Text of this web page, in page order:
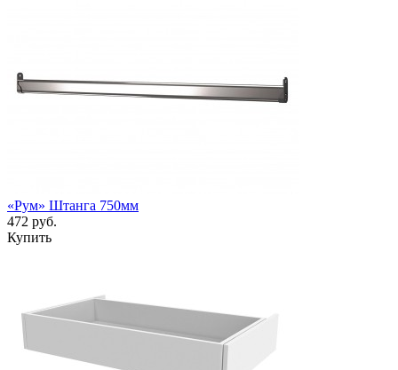
«Рум» Штанга 750мм
472 руб.
Купить